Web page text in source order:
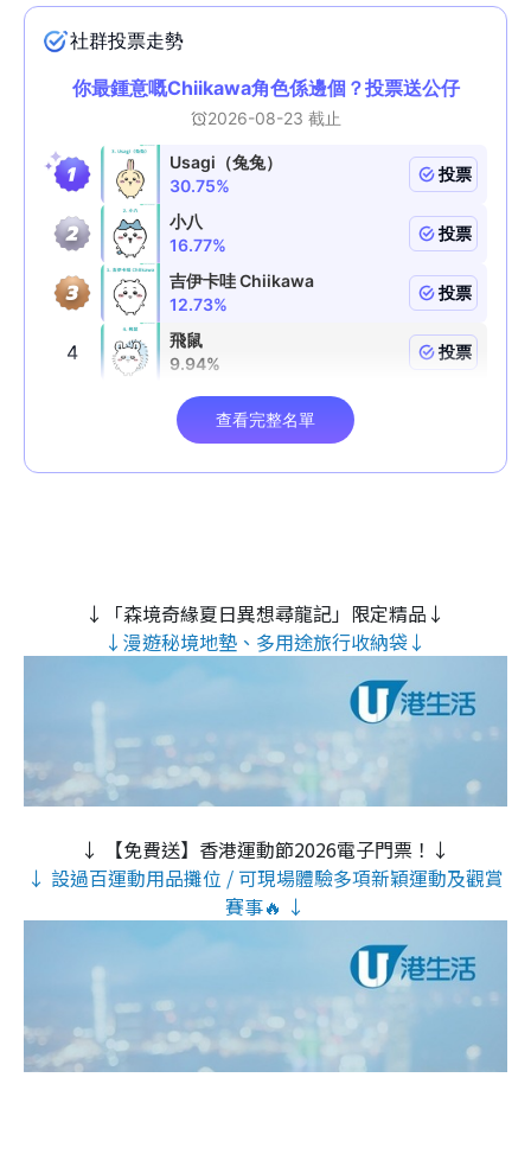
↓「森境奇緣夏日異想尋龍記」限定精品↓
↓漫遊秘境地墊、多用途旅行收納袋↓
↓ 【免費送】香港運動節2026電子門票！↓
↓ 設過百運動用品攤位 / 可現場體驗多項新穎運動及觀賞
賽事🔥 ↓